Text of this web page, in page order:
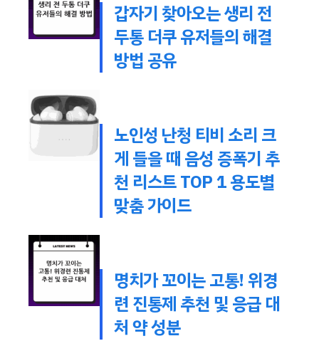
갑자기 찾아오는 생리 전
두통 더쿠 유저들의 해결
방법 공유
노인성 난청 티비 소리 크
게 들을 때 음성 증폭기 추
천 리스트 TOP 1 용도별
맞춤 가이드
명치가 꼬이는 고통! 위경
련 진통제 추천 및 응급 대
처 약 성분